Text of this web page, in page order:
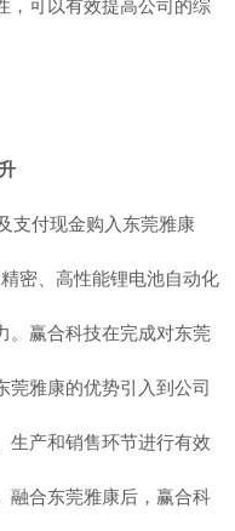
，可以有效提高公司的综
支付现金购入东莞雅康
密、高性能锂电池自动化
。赢合科技在完成对东莞
莞雅康的优势引入到公司
生产和销售环节进行有效
融合东莞雅康后，赢合科